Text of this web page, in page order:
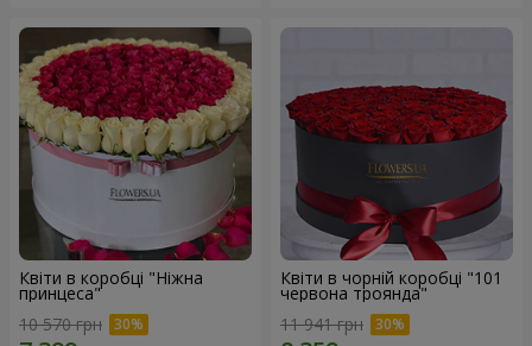
Квіти в коробці "Ніжна
принцеса"
10 570 грн
Квіти в чорній коробці "101
червона троянда"
11 941 грн